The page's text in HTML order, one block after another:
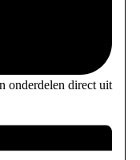
onderdelen direct uit